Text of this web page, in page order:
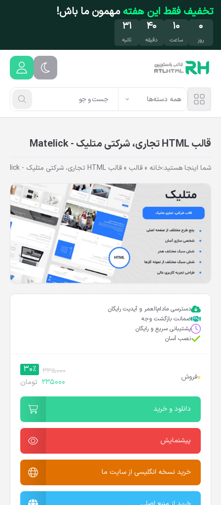
رفتن به محتوای اصلی
تخفیف فقط این هفتهمهمون ما باش!
۰
روز
۱۰
ساعت
۴۰
دقیقه
۳۱
ثانیه
همه دسته‌ها
قالب HTML تجاری، شرکتی متلیک - Matelick
شما اینجا هستید:خانه »قالب »قالب HTML تجاری، شرکتی متلیک - Matelick
دسترسی مادام‌العمر و آپدیت رایگان
ضمانت بازگشت وجه
پشتیبانی سریع و رایگان
نصب آسان
0فروش
335,000
30%
235000 تومان
دانلود و خرید
پیشنمایش
خرید نسخه انگلیسی از سایت ما